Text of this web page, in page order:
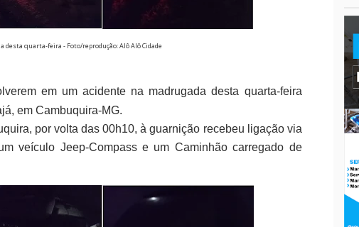
desta quarta-feira - Foto/reprodução: Alô Alô Cidade
em um acidente na madrugada desta quarta-feira
em Cambuquira-MG.
por volta das 00h10, à guarnição recebeu ligação via
veículo Jeep-Compass e um Caminhão carregado de